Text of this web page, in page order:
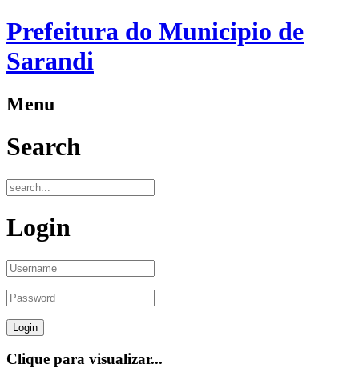
Prefeitura do Municipio de
Sarandi
Menu
Search
Login
Clique para visualizar...